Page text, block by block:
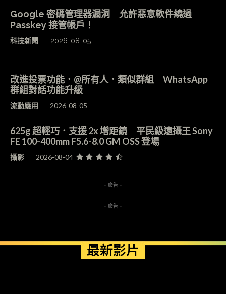
Google 密碼管理器漏洞 允許惡意軟件繞過
Passkey 接管帳戶！
科技新聞 2026-08-05
改進投票功能．@所有人．類似群組 WhatsApp
群組對話功能升級
流動應用 2026-08-05
625g 超輕巧．支援 2x 增距鏡 平民級遠攝王 Sony
FE 100-400mm F5.6-8.0 GM OSS 登場
攝影 2026-08-04
- 廣告 -
- 廣告 -
最新影片